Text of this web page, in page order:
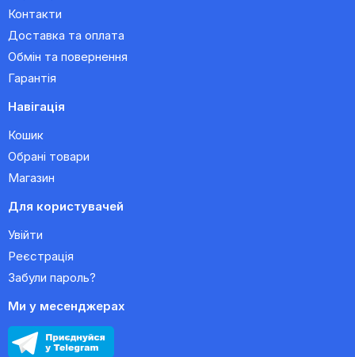
Контакти
Доставка та оплата
Обмін та повернення
Гарантія
Навігація
Кошик
Обрані товари
Магазин
Для користувачей
Увійти
Реєстрація
Забули пароль?
Ми у месенджерах